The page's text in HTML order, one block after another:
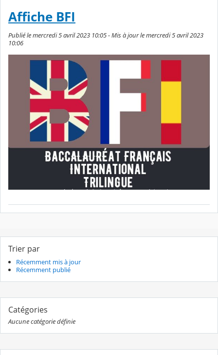
Affiche BFI
Publié le mercredi 5 avril 2023 10:05 - Mis à jour le mercredi 5 avril 2023
10:06
Trier par
Récemment mis à jour
Récemment publié
Catégories
Aucune catégorie définie